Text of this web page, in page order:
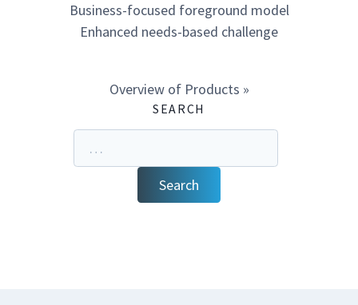
Business-focused foreground model
Enhanced needs-based challenge
Overview of Products »
SEARCH
Search